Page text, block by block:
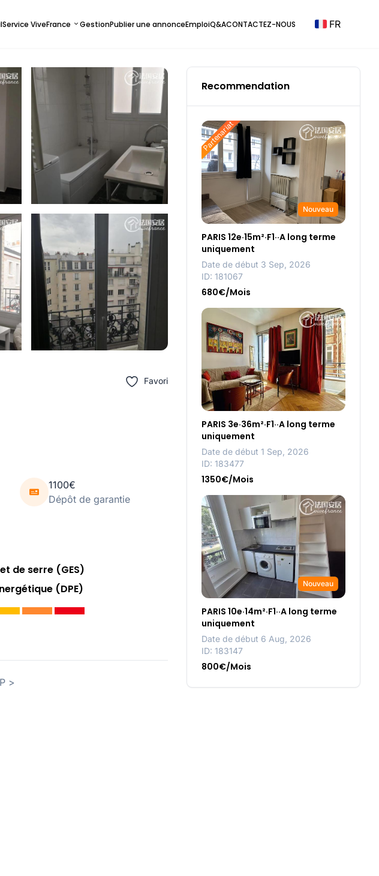
Service ViveFrance GestionPublier une annonceEmploiQ&ACONTACTEZ-NOUS FR
Favori
1100€
Dépôt de garantie
de serre (GES)
(DPE)
>
Recommendation
Partenariat
Nouveau
PARIS 12e·15m²·F1··A long terme
uniquement
Date de début 3 Sep, 2026
ID: 181067
680€/Mois
PARIS 3e·36m²·F1··A long terme
uniquement
Date de début 1 Sep, 2026
ID: 183477
1350€/Mois
Nouveau
PARIS 10e·14m²·F1··A long terme
uniquement
Date de début 6 Aug, 2026
ID: 183147
800€/Mois